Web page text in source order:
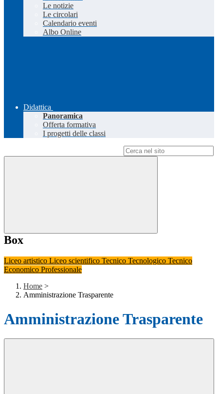
Le notizie
Le circolari
Calendario eventi
Albo Online
Didattica
Panoramica
Offerta formativa
I progetti delle classi
Box
Liceo artistico Liceo scientifico Tecnico Tecnologico Tecnico
Economico Professionale
Home >
Amministrazione Trasparente
Amministrazione Trasparente